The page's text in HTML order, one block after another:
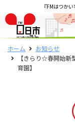
『FMはつか
ホーム
お知らせ
【きらり☆春開始
育園】